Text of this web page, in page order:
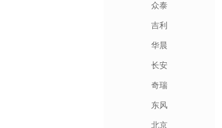
众泰
吉利
华晨
长安
奇瑞
东风
北京